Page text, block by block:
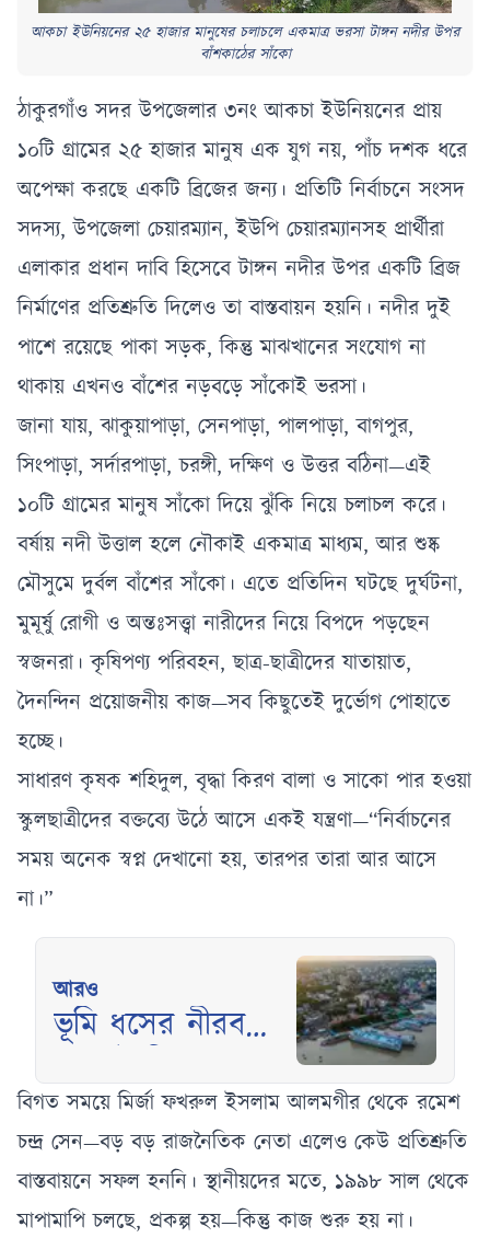
আকচা ইউনিয়নের ২৫ হাজার মানুষের চলাচলে একমাত্র ভরসা টাঙ্গন নদীর উপর
বাঁশকাঠের সাঁকো
ঠাকুরগাঁও সদর উপজেলার ৩নং আকচা ইউনিয়নের প্রায়
১০টি গ্রামের ২৫ হাজার মানুষ এক যুগ নয়, পাঁচ দশক ধরে
অপেক্ষা করছে একটি ব্রিজের জন্য। প্রতিটি নির্বাচনে সংসদ
সদস্য, উপজেলা চেয়ারম্যান, ইউপি চেয়ারম্যানসহ প্রার্থীরা
এলাকার প্রধান দাবি হিসেবে টাঙ্গন নদীর উপর একটি ব্রিজ
নির্মাণের প্রতিশ্রুতি দিলেও তা বাস্তবায়ন হয়নি। নদীর দুই
পাশে রয়েছে পাকা সড়ক, কিন্তু মাঝখানের সংযোগ না
থাকায় এখনও বাঁশের নড়বড়ে সাঁকোই ভরসা।
জানা যায়, ঝাকুয়াপাড়া, সেনপাড়া, পালপাড়া, বাগপুর,
সিংপাড়া, সর্দারপাড়া, চরঙ্গী, দক্ষিণ ও উত্তর বঠিনা—এই
১০টি গ্রামের মানুষ সাঁকো দিয়ে ঝুঁকি নিয়ে চলাচল করে।
বর্ষায় নদী উত্তাল হলে নৌকাই একমাত্র মাধ্যম, আর শুষ্ক
মৌসুমে দুর্বল বাঁশের সাঁকো। এতে প্রতিদিন ঘটছে দুর্ঘটনা,
মুমূর্ষু রোগী ও অন্তঃসত্ত্বা নারীদের নিয়ে বিপদে পড়ছেন
স্বজনরা। কৃষিপণ্য পরিবহন, ছাত্র-ছাত্রীদের যাতায়াত,
দৈনন্দিন প্রয়োজনীয় কাজ—সব কিছুতেই দুর্ভোগ পোহাতে
হচ্ছে।
সাধারণ কৃষক শহিদুল, বৃদ্ধা কিরণ বালা ও সাকো পার হওয়া
স্কুলছাত্রীদের বক্তব্যে উঠে আসে একই যন্ত্রণা—“নির্বাচনের
সময় অনেক স্বপ্ন দেখানো হয়, তারপর তারা আর আসে
না।”
আরও
ভূমি ধসের নীরব
প্রাচ্যের ভেনিস
বরিশাল
বিগত সময়ে মির্জা ফখরুল ইসলাম আলমগীর থেকে রমেশ
চন্দ্র সেন—বড় বড় রাজনৈতিক নেতা এলেও কেউ প্রতিশ্রুতি
বাস্তবায়নে সফল হননি। স্থানীয়দের মতে, ১৯৯৮ সাল থেকে
মাপামাপি চলছে, প্রকল্প হয়—কিন্তু কাজ শুরু হয় না।